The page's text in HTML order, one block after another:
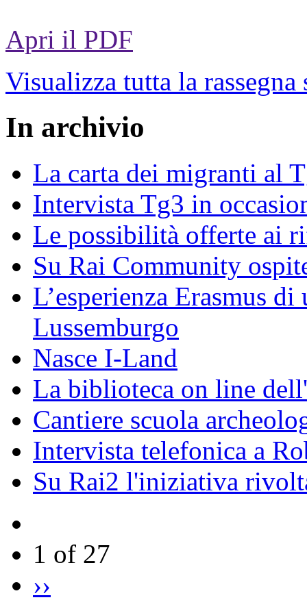
Apri il PDF
Visualizza tutta la rassegna
In archivio
La carta dei migranti al
Intervista Tg3 in
Le possibilità offerte ai
Su Rai Community
L’esperienza Erasmus
Lussemburgo
Nasce I-Land
La biblioteca on line
Cantiere scuola
Intervista telefonica a
Su Rai2 l'iniziativa
1 of 27
››